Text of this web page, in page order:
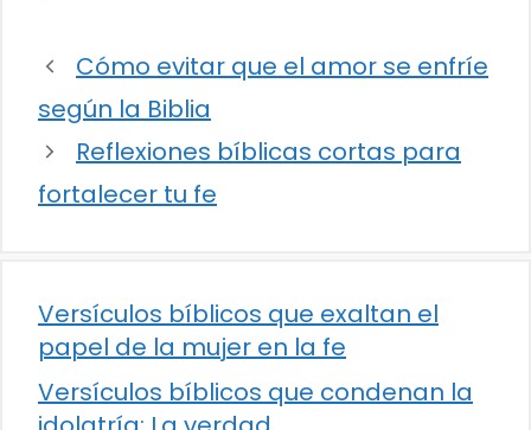
Cómo evitar que el amor se enfríe
según la Biblia
Reflexiones bíblicas cortas para
fortalecer tu fe
Versículos bíblicos que exaltan el
papel de la mujer en la fe
Versículos bíblicos que condenan la